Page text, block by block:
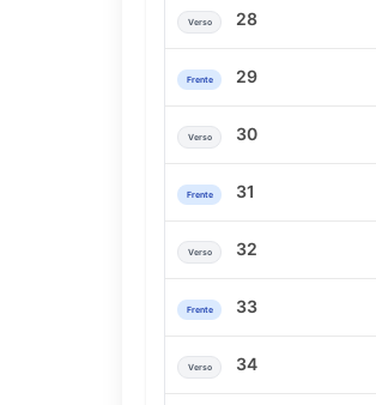
Verso 28
Frente 29
Verso 30
Frente 31
Verso 32
Frente 33
Verso 34